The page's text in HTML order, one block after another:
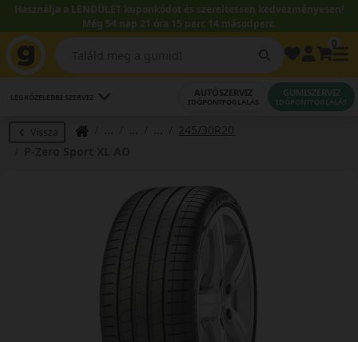
Használja a LENDÜLET kuponkódot és szereltessen kedvezményesen!
Még 54 nap 21 óra 15 perc 14 másodperc.
LEGKÖZELEBBI SZERVIZ AUTÓSZERVIZ
IDŐPONTFOGLALÁS
GUMISZERVIZ
IDŐPONTFOGLALÁS
Vissza
245/30R20